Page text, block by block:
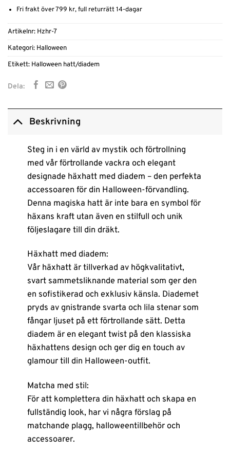
Fri frakt över 799 kr, full returrätt 14-dagar
Artikelnr: Hzhr-7
Kategori: Halloween
Etikett: Halloween hatt/diadem
Dela:
Beskrivning
Steg in i en värld av mystik och förtrollning
med vår förtrollande vackra och elegant
designade häxhatt med diadem – den perfekta
accessoaren för din Halloween-förvandling.
Denna magiska hatt är inte bara en symbol för
häxans kraft utan även en stilfull och unik
följeslagare till din dräkt.
Häxhatt med diadem:
Vår häxhatt är tillverkad av högkvalitativt,
svart sammetsliknande material som ger den
en sofistikerad och exklusiv känsla. Diademet
pryds av gnistrande svarta och lila stenar som
fångar ljuset på ett förtrollande sätt. Detta
diadem är en elegant twist på den klassiska
häxhattens design och ger dig en touch av
glamour till din Halloween-outfit.
Matcha med stil:
För att komplettera din häxhatt och skapa en
fullständig look, har vi några förslag på
matchande plagg, halloweentillbehör och
accessoarer.